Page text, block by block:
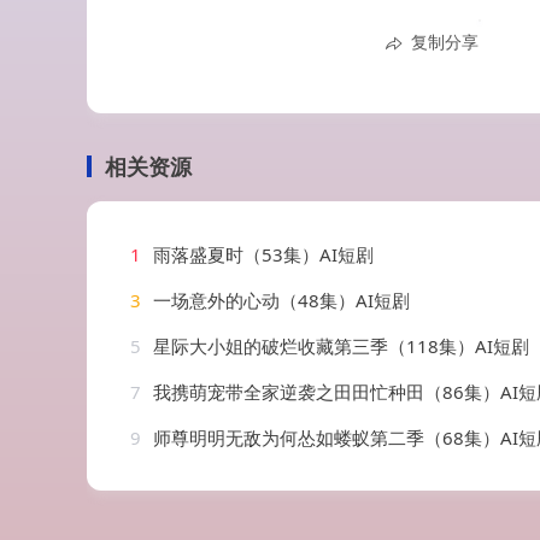
复制分享
相关资源
1
雨落盛夏时（53集）AI短剧
3 一场意外的心动（48集）AI短剧
5 星际大小姐的破烂收藏第三季（118集）AI短剧
7 我携萌宠带全家逆袭之田田忙种田（86集）AI
9 师尊明明无敌为何怂如蝼蚁第二季（68集）AI